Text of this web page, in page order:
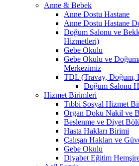
Anne & Bebek
Anne Dostu Hastane
Anne Dostu Hastane
Doğum Salonu ve
Hizmetleri)
Gebe Okulu
Gebe Okulu ve
Merkezimiz
TDL (Travay, Doğum,
Doğum Salonu
Hizmet Birimleri
Tıbbi Sosyal Hizmet
Organ Doku Nakil ve
Beslenme ve Diyet
Hasta Hakları Birimi
Çalışan Hakları ve
Gebe Okulu
Diyabet Eğitim